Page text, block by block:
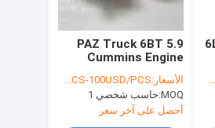
PAZ Truck 6BT 5.9
Cummins Engine
3974548
الأسعار:50USD/PCS-100USD/PCS
MOQ: حاسب شخصي 1
أحصل على آخر سعر
6LTAA L375-20 2 CYL